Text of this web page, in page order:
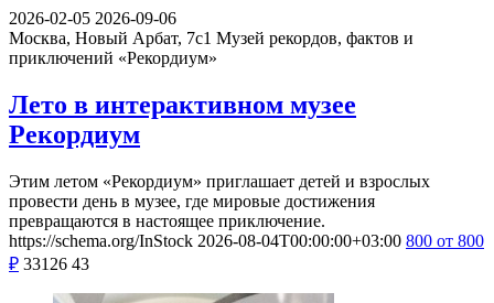
2026-02-05 2026-09-06
Москва, Новый Арбат, 7с1 Музей рекордов, фактов и
приключений «Рекордиум»
Лето в интерактивном музее
Рекордиум
Этим летом «Рекордиум» приглашает детей и взрослых
провести день в музее, где мировые достижения
превращаются в настоящее приключение.
https://schema.org/InStock 2026-08-04T00:00:00+03:00 800 от 800
₽ 33126 43